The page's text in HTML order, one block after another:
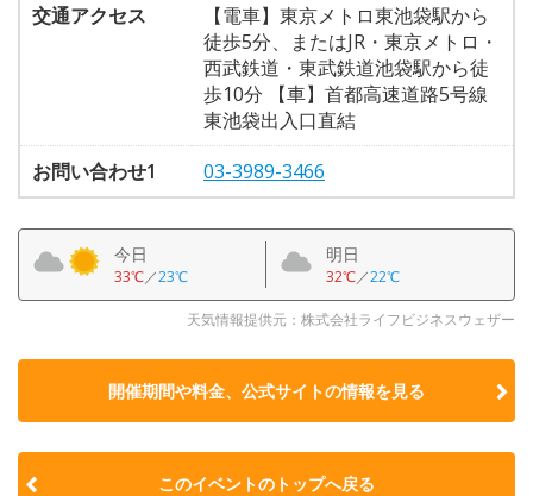
交通アクセス
【電車】東京メトロ東池袋駅から
徒歩5分、またはJR・東京メトロ・
西武鉄道・東武鉄道池袋駅から徒
歩10分 【車】首都高速道路5号線
東池袋出入口直結
お問い合わせ1
03-3989-3466
今日
33℃／23℃
明日
32℃／22℃
天気情報提供元：株式会社ライフビジネスウェザー
開催期間や料金、公式サイトの情報を見る
このイベントのトップへ戻る